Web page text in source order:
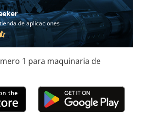
de aplicaciones
1 para maquinaria de